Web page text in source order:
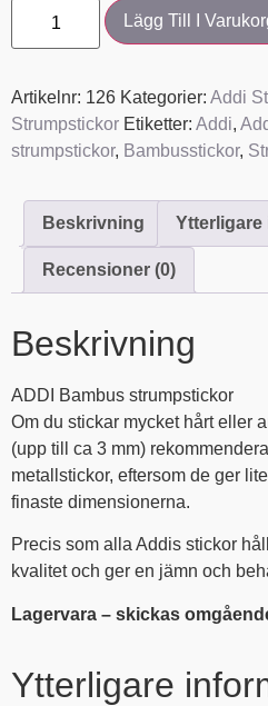
Lägg Till I
Artikelnr: 126 Kategorier: Addi
Strumpstickor Etiketter: Addi,
strumpstickor, Bambusstickor,
Beskrivning Ytterligare
Recensioner (0)
Beskrivning
ADDI Bambus strumpstickor
Om du stickar mycket hårt eller
(upp till ca 3 mm)
metallstickor, eftersom de ger
finaste dimensionerna.
Precis som alla Addis stickor
kvalitet och ger en jämn och
Lagervara – skickas
Ytterligare